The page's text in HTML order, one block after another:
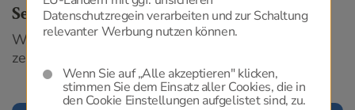
Service/Abwicklung
Wir entlasten die Angehörigen bei der Abwicklung
zeitaufwendiger Verpflichtungen.
Datenschutzregein verarbeiten und zur Schaltung
relevanter Werbung nutzen können.
Wenn Sie auf „Alle akzeptieren" klicken,
stimmen Sie dem Einsatz aller Cookies, die in
den Cookie Einstellungen aufgelistet sind, zu.